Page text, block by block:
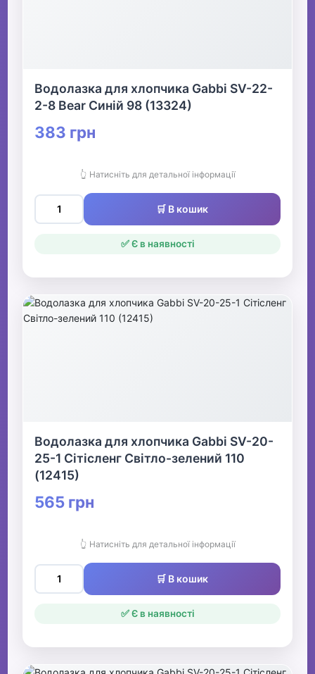
Водолазка для хлопчика Gabbi SV-22-
2-8 Bear Синій 98 (13324)
383 грн
👆 Натисніть для детальної інформації
🛒 В кошик
✅ Є в наявності
Водолазка для хлопчика Gabbi SV-20-
25-1 Сітісленг Світло-зелений 110
(12415)
565 грн
👆 Натисніть для детальної інформації
🛒 В кошик
✅ Є в наявності